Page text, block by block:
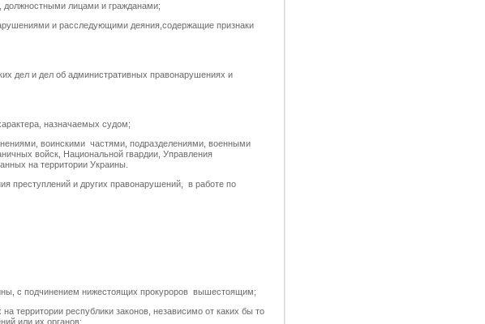
лицами и гражданами;
и расследующими деяния,содержащие признаки
дел и дел об административных правонарушениях и
назначаемых судом;
воинскими частями, подразделениями, военными
войск, Национальной гвардии, Управления
на территории Украины.
преступлений и других правонарушений, в работе по
с подчинением нижестоящих прокуроров вышестоящим;
республики законов, независимо от каких бы то
или их органов;